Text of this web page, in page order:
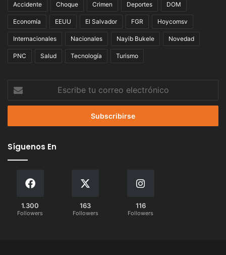
Accidente Choque Crimen Deportes DOM
Economía EEUU El Salvador FGR Hoycomsv
Internacionales Nacionales Nayib Bukele Novedad
PNC Salud Tecnología Turismo
tu
correo
Síguenos En
1.300
Followers
163
Followers
116
Followers